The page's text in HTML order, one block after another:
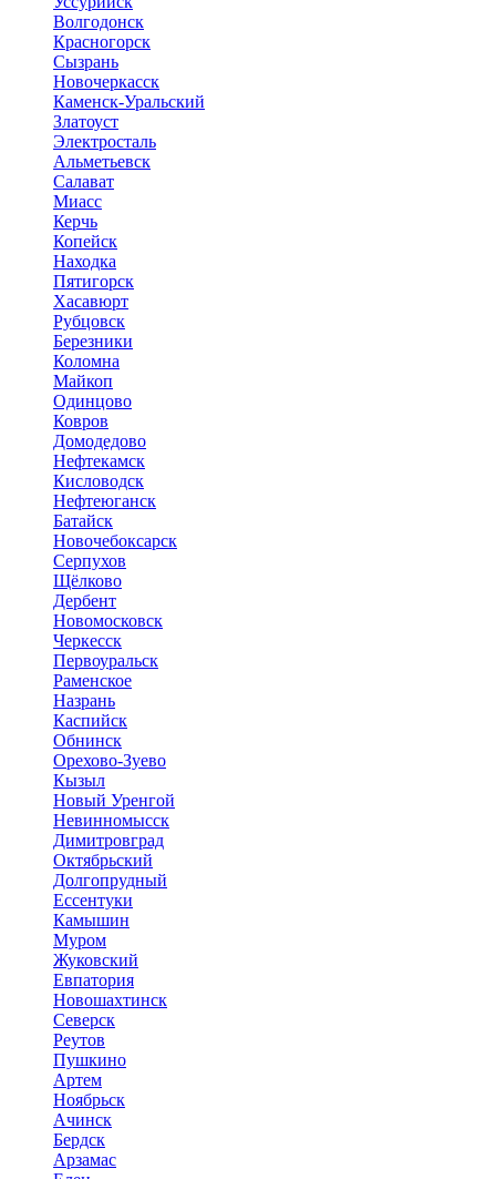
Волгодонск
Красногорск
Сызрань
Новочеркасск
Каменск-Уральский
Златоуст
Электросталь
Альметьевск
Салават
Миасс
Керчь
Копейск
Находка
Пятигорск
Хасавюрт
Рубцовск
Березники
Коломна
Майкоп
Одинцово
Ковров
Домодедово
Нефтекамск
Кисловодск
Нефтеюганск
Батайск
Новочебоксарск
Серпухов
Щёлково
Дербент
Новомосковск
Черкесск
Первоуральск
Раменское
Назрань
Каспийск
Обнинск
Орехово-Зуево
Кызыл
Новый Уренгой
Невинномысск
Димитровград
Октябрьский
Долгопрудный
Ессентуки
Камышин
Муром
Жуковский
Евпатория
Новошахтинск
Северск
Реутов
Пушкино
Артем
Ноябрьск
Ачинск
Бердск
Арзамас